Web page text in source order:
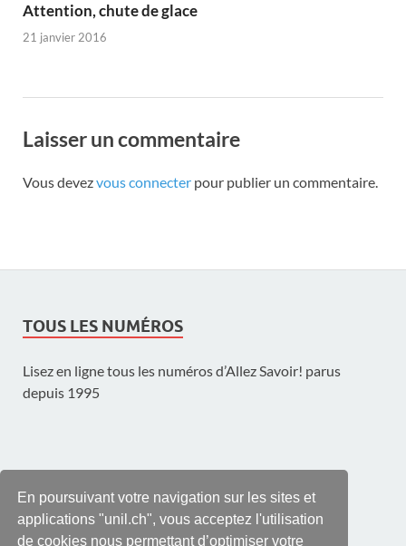
En poursuivant votre navigation sur les sites et
applications "unil.ch", vous acceptez l'utilisation
de cookies nous permettant d’optimiser votre
Attention, chute de glace
21 janvier 2016
Laisser un commentaire
Vous devezvous connecter pour publier un commentaire.
TOUS LES NUMÉROS
Lisez en ligne tous les numéros d’Allez Savoir! parus
depuis 1995